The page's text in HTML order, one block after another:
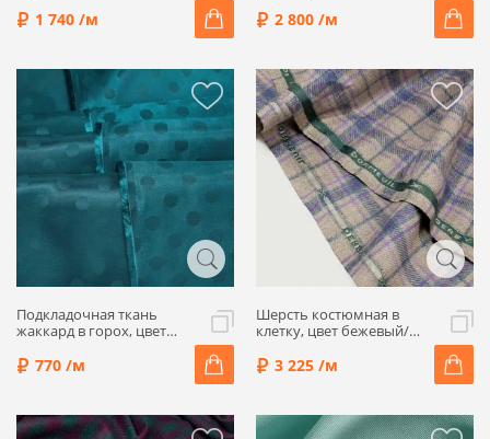
1 740 /м 2 800 /м
Подкладочная ткань
жаккард в горох, цвет
770 /м
Шерсть костюмная в
клетку, цвет бежевый/
6112202
3 225 /м